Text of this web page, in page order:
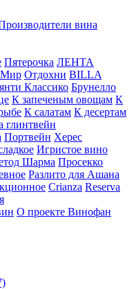
вина
Пятерочка ЛЕНТА
Мир Отдохни BILLA
Классико Брунелло
К запеченым овощам К
К салатам К десертам
глинтвейн
Портвейн Херес
Игристое вино
Шарма Просекко
Разлито для Ашана
Crianza Reserva
О проекте Винофан